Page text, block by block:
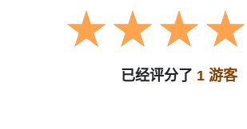
已经评分了 1 游客